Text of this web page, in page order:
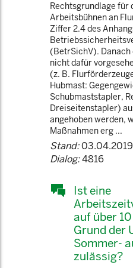
Rechtsgrundlage für
Arbeitsbühnen an
Ziffer 2.4 des
(BetrSichV).
nicht dafür
(z. B.
Hubmast:
Schubmaststapler,
Dreiseitenstapler)
angehoben werden,
Maßnahmen erg ...
Stand:03.04.2019
Dialog:4816
Ist eine
auf über
Grund der
Sommer-
zulässig?